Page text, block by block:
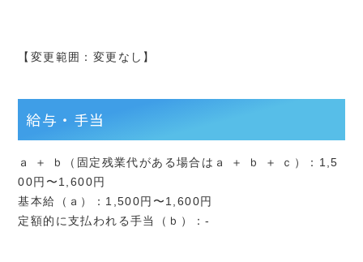
【変更範囲：変更なし】
給与・手当
ａ ＋ ｂ（固定残業代がある場合はａ ＋ ｂ ＋ ｃ）：1,5
00円〜1,600円
基本給（ａ）：1,500円〜1,600円
定額的に支払われる手当（ｂ）：-